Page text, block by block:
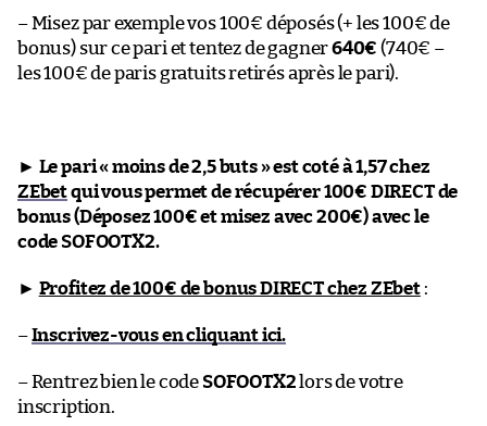
– Misez par exemple vos 100€ déposés (+ les 100€ de
bonus) sur ce pari et tentez de gagner640€ (740€ –
les 100€ de paris gratuits retirés après le pari).
► Le pari « moins de 2,5 buts » est coté à 1,57 chez
ZEbetqui vous permet de récupérer 100€ DIRECT de
bonus (Déposez 100€ et misez avec 200€) avec le
code SOFOOTX2.
► Profitez de 100€ de bonus DIRECT chez ZEbet:
–Inscrivez-vous en cliquant ici.
– Rentrez bien le code SOFOOTX2 lors de votre
inscription.